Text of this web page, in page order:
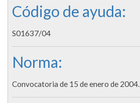
Código de ayuda:
S01637/04
Norma:
Convocatoria de 15 de enero de 2004.